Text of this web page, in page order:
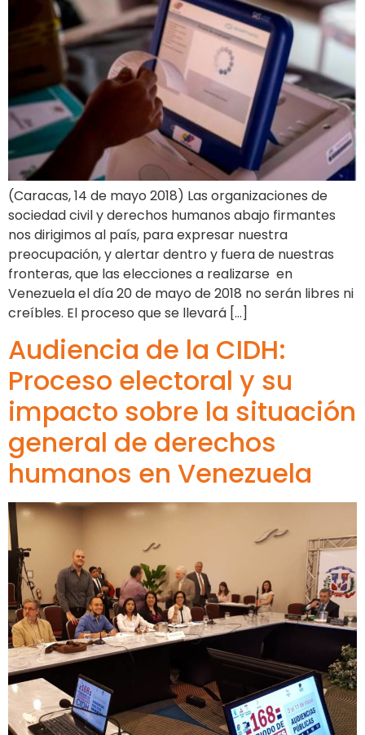
(Caracas, 14 de mayo 2018) Las organizaciones de
sociedad civil y derechos humanos abajo firmantes
nos dirigimos al país, para expresar nuestra
preocupación, y alertar dentro y fuera de nuestras
fronteras, que las elecciones a realizarse en
Venezuela el día 20 de mayo de 2018 no serán libres ni
creíbles. El proceso que se llevará […]
Audiencia de la CIDH:
Proceso electoral y su
impacto sobre la situación
general de derechos
humanos en Venezuela